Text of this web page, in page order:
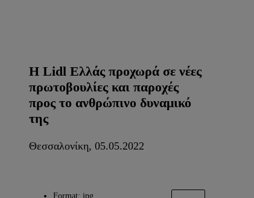
Η Lidl Ελλάς προχωρά σε νέες
πρωτοβουλίες και παροχές
προς το ανθρώπινο δυναμικό
της
Θεσσαλονίκη, 05.05.2022
Format: jpg